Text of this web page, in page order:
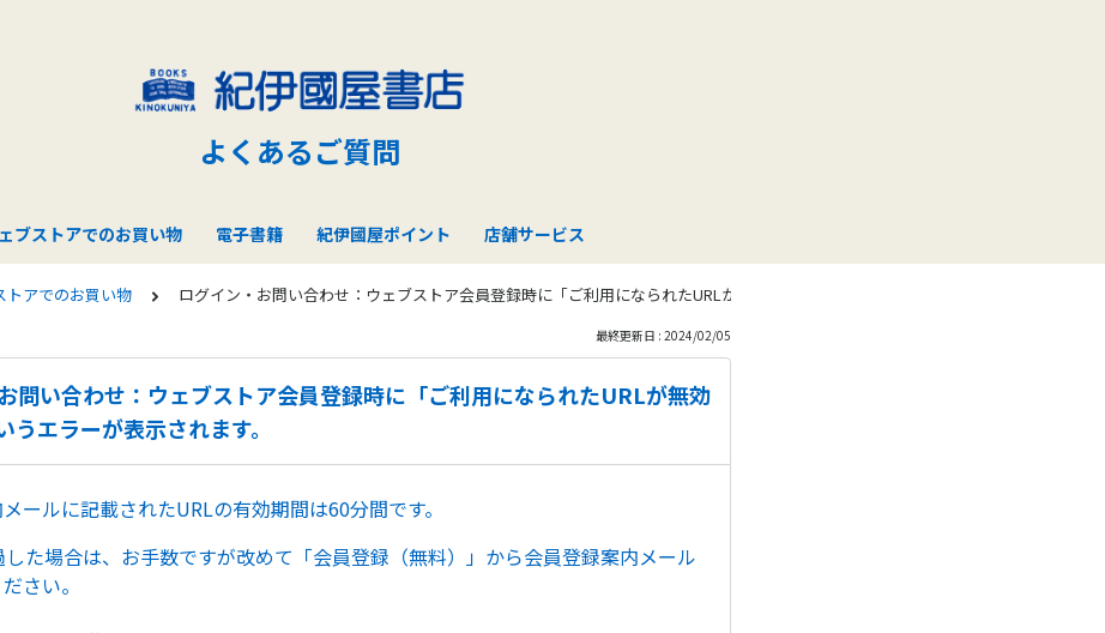
よくあるご質問
ブストアでのお買い物 電子書籍 紀伊國屋ポイント 店舗サービス
る
トアでのお買い物 ログイン・お問い合わせ：ウェブストア会員登録時に「ご利用になられたURLが無効です。」というエラーが表示されます。
最終更新日 : 2024/02/05
問い合わせ：ウェブストア会員登録時に「ご利用になられたURLが無効
うエラーが表示されます。
ールに記載されたURLの有効期間は60分間です。
た場合は、お手数ですが改めて「会員登録（無料）」から会員登録案内メール
さい。